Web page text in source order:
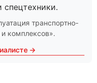
спецтехники.
транспортно-
комплексов».
→